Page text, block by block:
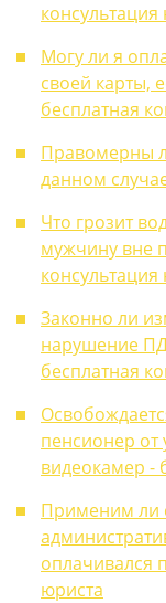
консультация
Могу ли я
своей карты,
бесплатная
Правомерны
данном
Что грозит
мужчину вне
консультация
Законно ли
нарушение
бесплатная
пенсионер от
видеокамер -
Применим ли
оплачивался
юриста